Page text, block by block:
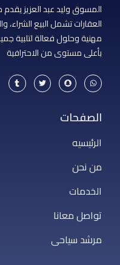
المسوق وليد عبد العزيز يقدم
العقارات تشمل البيع الشراء،
مهنية وحلول فعالة لتلبية جميع
بأعلى مستوى من الاحترافية
W
h
a
a
p
S
n
a
h
a
T
w
T
u
m
الصفحات
الرئيسيه
من نحن
الخدمات
تواصل معانا
مرشد سياحى